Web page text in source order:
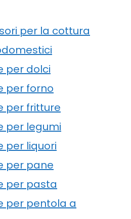
per la cottura
per dolci
per forno
per fritture
per legumi
per liquori
per pane
per pasta
per pentola a